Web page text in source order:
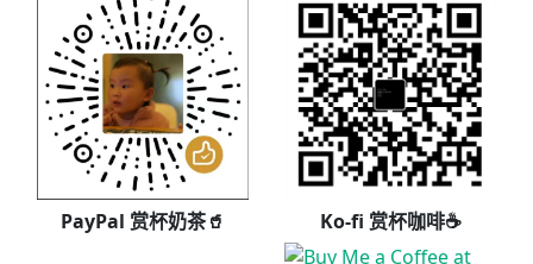
PayPal 赏杯奶茶🥤 Ko-fi 赏杯咖啡☕